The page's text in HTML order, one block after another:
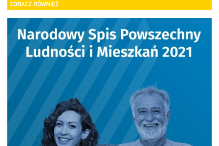
ZOBACZ RÓWNIEŻ